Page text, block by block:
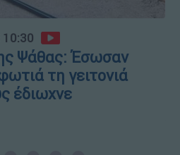
Ψάθας: Έσωσαν
τη γειτονιά
έδιωχνε